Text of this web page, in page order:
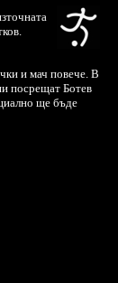
и мач повече. В
посрещат Ботев
ще бъде